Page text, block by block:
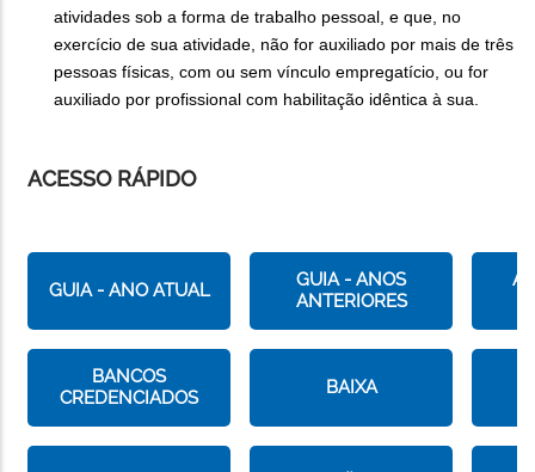
atividades sob a forma de trabalho pessoal, e que, no
exercício de sua atividade, não for auxiliado por mais de três
pessoas físicas, com ou sem vínculo empregatício, ou for
auxiliado por profissional com habilitação idêntica à sua.
ACESSO RÁPIDO
GUIA - ANO ATUAL
GUIA - ANOS
ANTERIORES
BANCOS
CREDENCIADOS
BAIXA